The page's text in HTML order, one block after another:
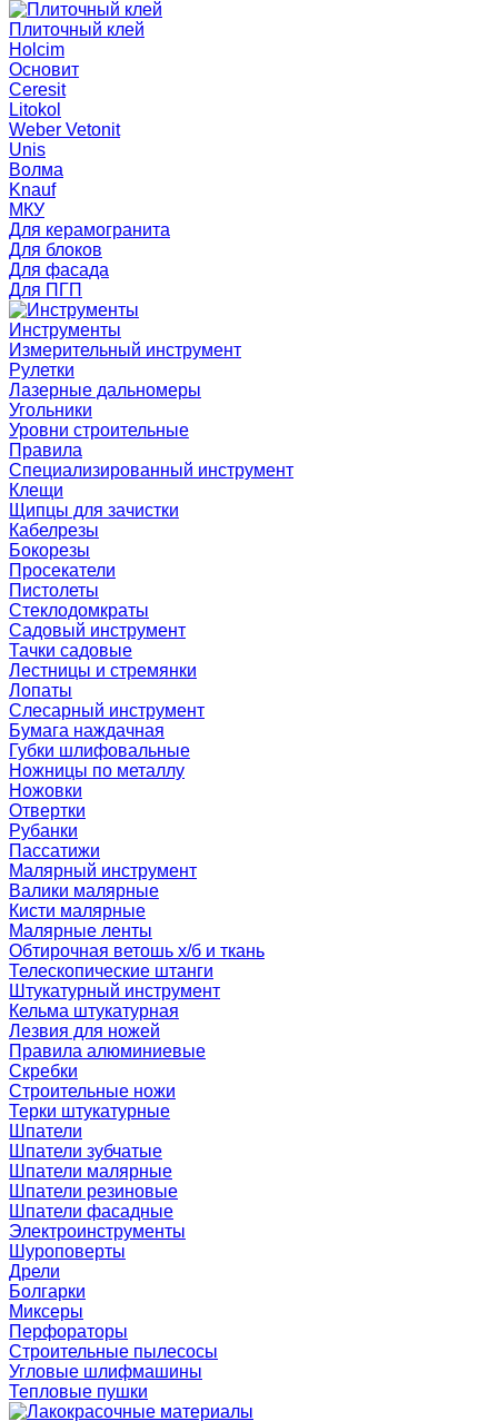
Плиточный клей
Holcim
Основит
Ceresit
Litokol
Weber Vetonit
Unis
Волма
Knauf
МКУ
Для керамогранита
Для блоков
Для фасада
Для ПГП
Инструменты
Измерительный инструмент
Рулетки
Лазерные дальномеры
Угольники
Уровни строительные
Правила
Специализированный инструмент
Клещи
Щипцы для зачистки
Кабелрезы
Бокорезы
Просекатели
Пистолеты
Стеклодомкраты
Садовый инструмент
Тачки садовые
Лестницы и стремянки
Лопаты
Слесарный инструмент
Бумага наждачная
Губки шлифовальные
Ножницы по металлу
Ножовки
Отвертки
Рубанки
Пассатижи
Малярный инструмент
Валики малярные
Кисти малярные
Малярные ленты
Обтирочная ветошь х/б и ткань
Телескопические штанги
Штукатурный инструмент
Кельма штукатурная
Лезвия для ножей
Правила алюминиевые
Скребки
Строительные ножи
Терки штукатурные
Шпатели
Шпатели зубчатые
Шпатели малярные
Шпатели резиновые
Шпатели фасадные
Электроинструменты
Шуроповерты
Дрели
Болгарки
Миксеры
Перфораторы
Строительные пылесосы
Угловые шлифмашины
Тепловые пушки